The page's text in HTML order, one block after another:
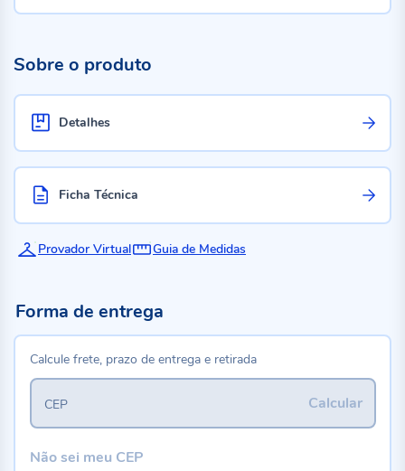
Sobre o produto
Detalhes
Ficha Técnica
Provador Virtual Guia de Medidas
Forma de entrega
Calcule frete, prazo de entrega e retirada
Calcular
CEP
Não sei meu CEP